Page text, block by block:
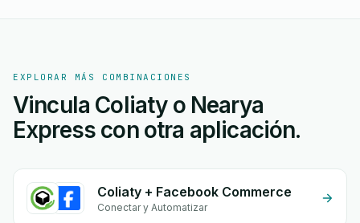
EXPLORAR MÁS COMBINACIONES
Vincula Coliaty o Nearya
Express con otra aplicación.
Coliaty + Facebook Commerce
Conectar y Automatizar